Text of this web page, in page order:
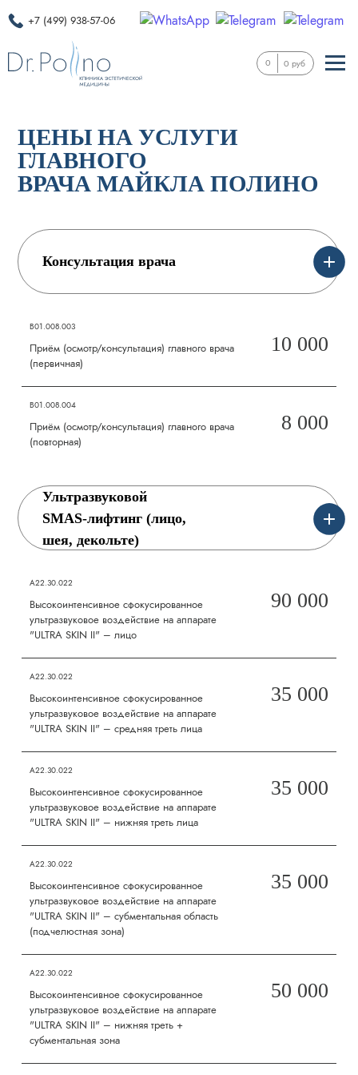
+7 (499) 938-57-06
0 0 руб
ЦЕНЫ НА УСЛУГИ
ГЛАВНОГО
ВРАЧА МАЙКЛА ПОЛИНО
Консультация врача
В01.008.003
Приём (осмотр/консультация) главного врача
(первичная)
10 000
B01.008.004
Приём (осмотр/консультация) главного врача
(повторная)
8 000
Ультразвуковой
SMAS-лифтинг (лицо,
шея, декольте)
А22.30.022
Высокоинтенсивное сфокусированное
ультразвуковое воздействие на аппарате
"ULTRA SKIN II" – лицо
90 000
А22.30.022
Высокоинтенсивное сфокусированное
ультразвуковое воздействие на аппарате
"ULTRA SKIN II" – средняя треть лица
35 000
А22.30.022
Высокоинтенсивное сфокусированное
ультразвуковое воздействие на аппарате
"ULTRA SKIN II" – нижняя треть лица
35 000
А22.30.022
Высокоинтенсивное сфокусированное
ультразвуковое воздействие на аппарате
"ULTRA SKIN II" – субментальная область
(подчелюстная зона)
35 000
А22.30.022
Высокоинтенсивное сфокусированное
ультразвуковое воздействие на аппарате
"ULTRA SKIN II" – нижняя треть +
субментальная зона
50 000